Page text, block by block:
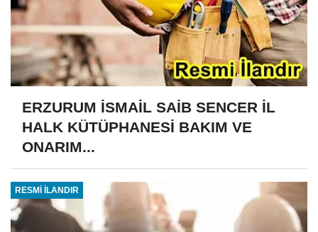
ERZURUM İSMAİL SAİB SENCER İL
HALK KÜTÜPHANESİ BAKIM VE
ONARIM...
RESMİ İLANDIR